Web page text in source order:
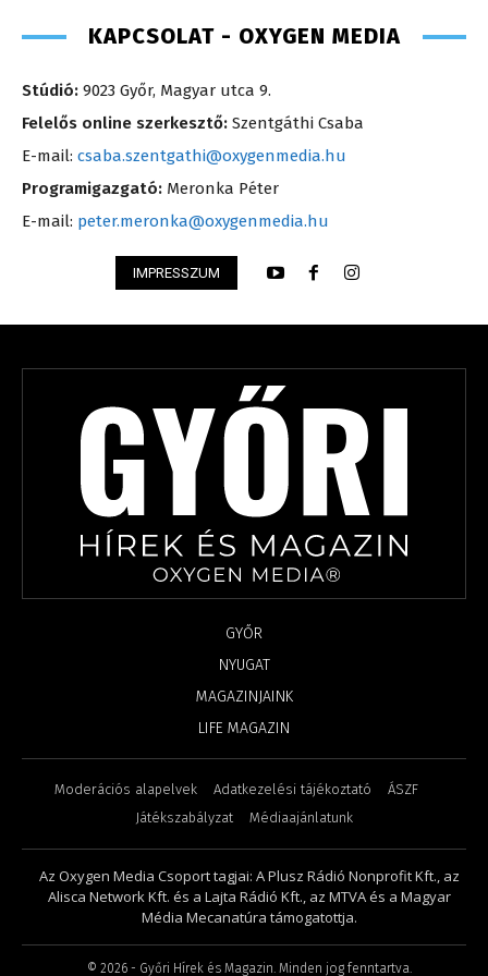
KAPCSOLAT - OXYGEN MEDIA
Stúdió: 9023 Győr, Magyar utca 9.
Felelős online szerkesztő: Szentgáthi Csaba
E-mail: csaba.szentgathi@oxygenmedia.hu
Programigazgató: Meronka Péter
E-mail: peter.meronka@oxygenmedia.hu
IMPRESSZUM
GYŐR
NYUGAT
MAGAZINJAINK
LIFE MAGAZIN
Moderációs alapelvek Adatkezelési tájékoztató
ÁSZF
Játékszabályzat
Médiaajánlatunk
Az Oxygen Media Csoport tagjai: A Plusz Rádió Nonprofit Kft., az
Alisca Network Kft. és a Lajta Rádió Kft., az MTVA és a Magyar
Média Mecanatúra támogatottja.
© 2026 - Győri Hírek és Magazin. Minden jog fenntartva.